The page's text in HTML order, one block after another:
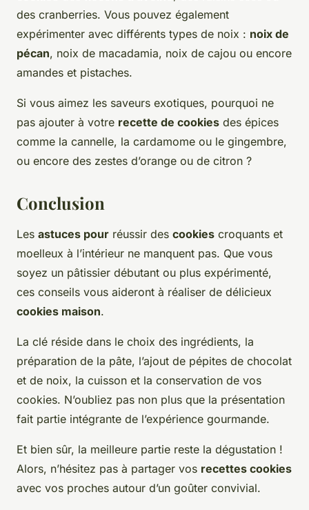
des cranberries. Vous pouvez également
expérimenter avec différents types de noix : noix de
pécan, noix de macadamia, noix de cajou ou encore
amandes et pistaches.
Si vous aimez les saveurs exotiques, pourquoi ne
pas ajouter à votre recette de cookies des épices
comme la cannelle, la cardamome ou le gingembre,
ou encore des zestes d’orange ou de citron ?
Conclusion
Les astuces pour réussir des cookies croquants et
moelleux à l’intérieur ne manquent pas. Que vous
soyez un pâtissier débutant ou plus expérimenté,
ces conseils vous aideront à réaliser de délicieux
cookies maison.
La clé réside dans le choix des ingrédients, la
préparation de la pâte, l’ajout de pépites de chocolat
et de noix, la cuisson et la conservation de vos
cookies. N’oubliez pas non plus que la présentation
fait partie intégrante de l’expérience gourmande.
Et bien sûr, la meilleure partie reste la dégustation !
Alors, n’hésitez pas à partager vos recettes cookies
avec vos proches autour d’un goûter convivial.